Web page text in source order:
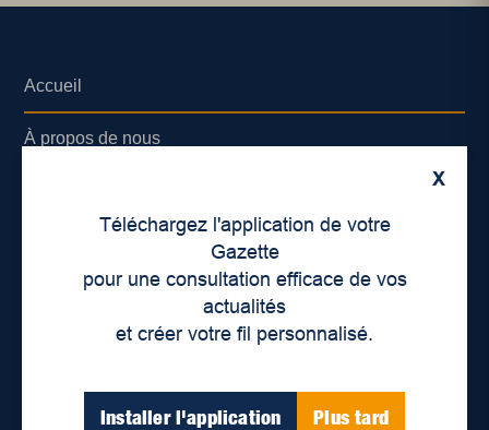
X
Téléchargez l'application de votre
Gazette
pour une consultation efficace de vos
actualités
et créer votre fil personnalisé.
Installer l'application Plus tard
Accueil
À propos de nous
Lieux de distribution